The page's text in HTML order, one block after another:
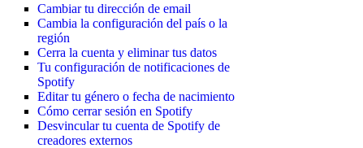
Cambiar tu dirección de email
Cambia la configuración del país o la
región
Cerra la cuenta y eliminar tus datos
Tu configuración de notificaciones de
Spotify
Editar tu género o fecha de nacimiento
Cómo cerrar sesión en Spotify
Desvincular tu cuenta de Spotify de
creadores externos